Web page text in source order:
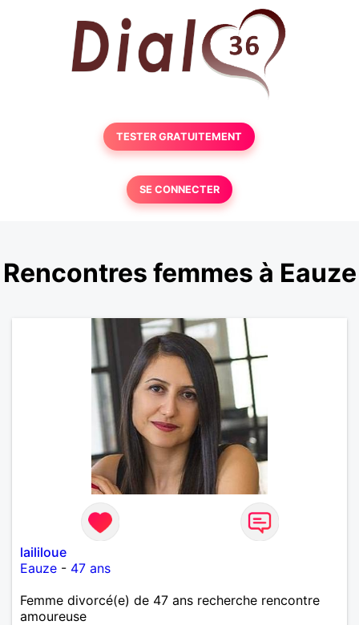
TESTER GRATUITEMENT
SE CONNECTER
Rencontres femmes à Eauze
laililoue
Eauze - 47 ans
Femme divorcé(e) de 47 ans recherche rencontre
amoureuse